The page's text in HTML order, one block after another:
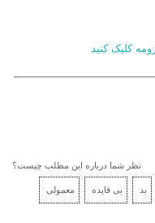
کلیک کنید
نظر شما درباره این مطلب چیست؟
بد بی فایده معمولی